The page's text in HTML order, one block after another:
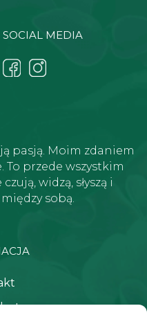
SOCIAL MEDIA
pasją. Moim zdaniem
To przede wszystkim
widzą, słyszą i
sobą.